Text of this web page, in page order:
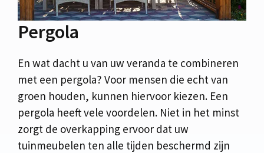
Pergola
En wat dacht u van uw veranda te combineren
met een pergola? Voor mensen die echt van
groen houden, kunnen hiervoor kiezen. Een
pergola heeft vele voordelen. Niet in het minst
zorgt de overkapping ervoor dat uw
tuinmeubelen ten alle tijden beschermd zijn